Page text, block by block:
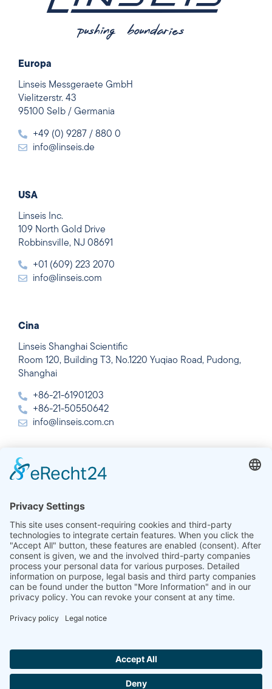
Europa
Linseis Messgeraete GmbH
Vielitzerstr. 43
95100 Selb / Germania
+49 (0) 9287 / 880 0
info@linseis.de
USA
Linseis Inc.
109 North Gold Drive
Robbinsville, NJ 08691
+01 (609) 223 2070
info@linseis.com
Cina
Linseis Shanghai Scientific
Room 120, Building T3, No.1220 Yuqiao Road, Pudong,
Shanghai
+86-21-61901203
+86-21-50550642
info@linseis.com.cn
India
Plot 65, 2nd Floor, Sai Enclave,
+91-11-42883851
sales@linseis.in
Hallo ich bin LINAI! Wie kann ich dir